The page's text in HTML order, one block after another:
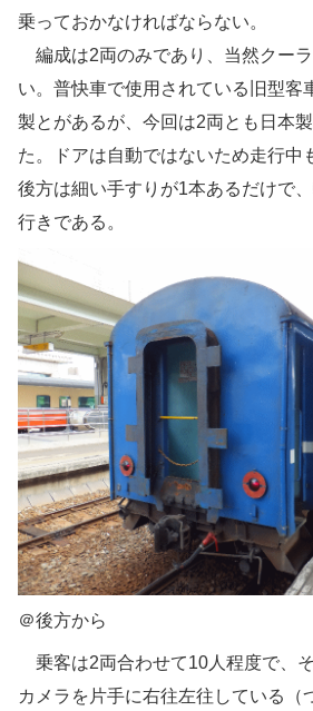
乗っておかなければならない。
編成は2両のみであり、当然クー
い。普快車で使用されている旧型客
製とがあるが、今回は2両とも日本
た。ドアは自動ではないため走行中
後方は細い手すりが1本あるだけで
行きである。
＠後方から
乗客は2両合わせて10人程度で、
カメラを片手に右往左往している（